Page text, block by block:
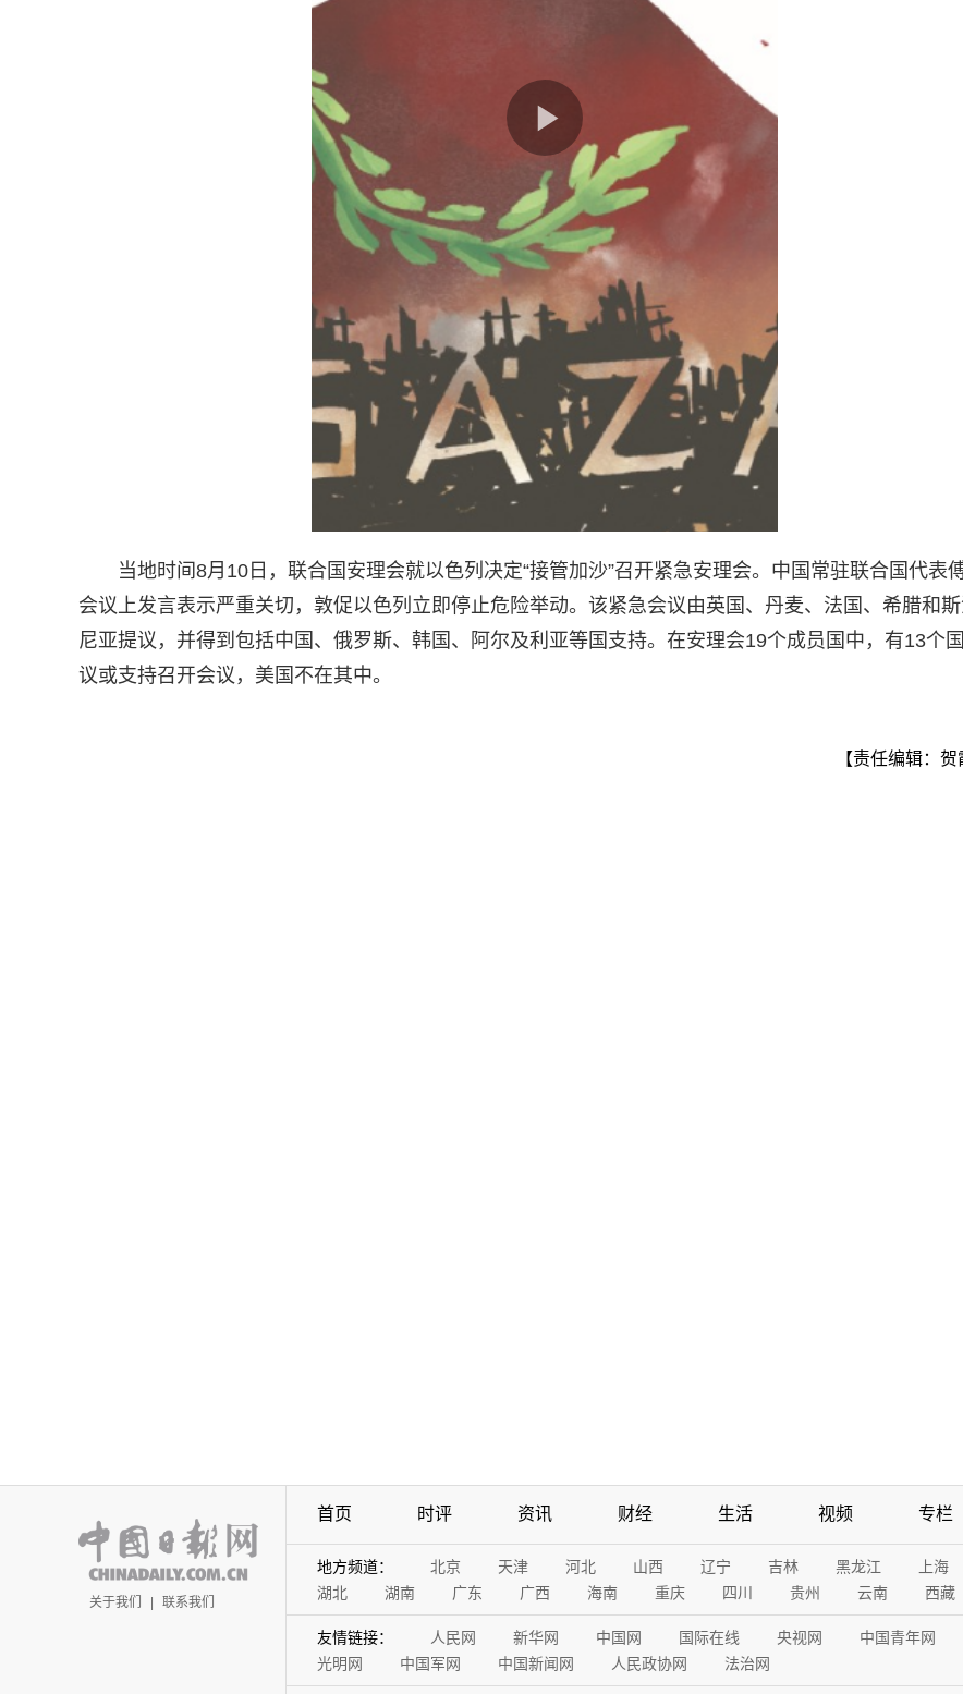
当地时间8月10日，联合国安理会就以色列决定“接管加沙”召开紧急安理会。中国常驻联合国代表
会议上发言表示严重关切，敦促以色列立即停止危险举动。该紧急会议由英国、丹麦、法国、希腊和
尼亚提议，并得到包括中国、俄罗斯、韩国、阿尔及利亚等国支持。在安理会19个成员国中，有13个
议或支持召开会议，美国不在其中。
【责任编辑：贺
关于我们 | 联系我们
首页 时评 资讯 财经 生活 视频 专栏
地方频道： 北京 天津 河北 山西 辽宁 吉林 黑龙江 上海
湖北
湖南 广东 广西 海南 重庆 四川 贵州 云南 西藏
友情链接： 人民网 新华网 中国网 国际在线 央视网 中国青年网
光明网
中国军网 中国新闻网 人民政协网 法治网